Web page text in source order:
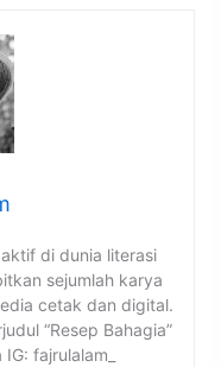
di dunia literasi
sejumlah karya
cetak dan digital.
“Resep Bahagia”
fajrulalam_